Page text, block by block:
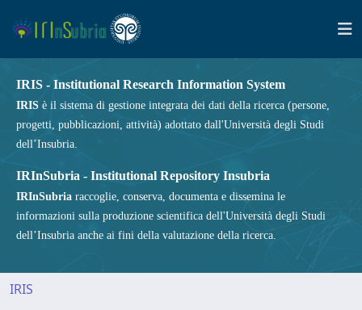
IRIS - Institutional Research Information System
IRIS è il sistema di gestione integrata dei dati della ricerca (persone,
progetti, pubblicazioni, attività) adottato dall'Università degli Studi
dell’Insubria.
IRInSubria - Institutional Repository Insubria
IRInSubria raccoglie, conserva, documenta e dissemina le
informazioni sulla produzione scientifica dell'Università degli Studi
dell’Insubria anche ai fini della valutazione della ricerca.
IRIS